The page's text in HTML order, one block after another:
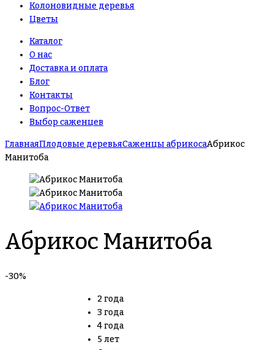
Колоновидные деревья
Цветы
Каталог
О нас
Доставка и оплата
Блог
Контакты
Вопрос-Ответ
Выбор саженцев
ГлавнаяПлодовые деревьяСаженцы абрикосаАбрикос
Манитоба
Абрикос Манитоба
-30%
2 года
3 года
4 года
5 лет